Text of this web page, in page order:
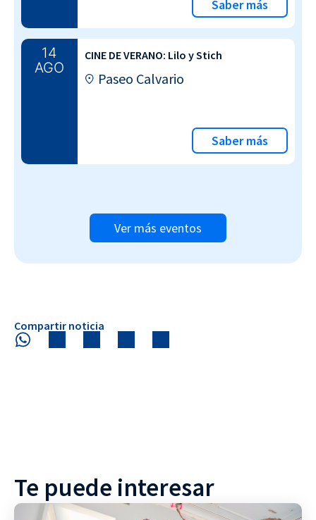
Saber más
14
AGO
CINE DE VERANO: Lilo y Stich
Paseo Calvario
Saber más
Ver más eventos
Compartir noticia
Te puede interesar